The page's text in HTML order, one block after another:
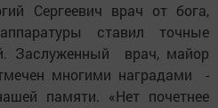
Сергеевич врач от бога,
ставил точные
Заслуженный врач, майор
многими наградами -
памяти. «Нет почетнее